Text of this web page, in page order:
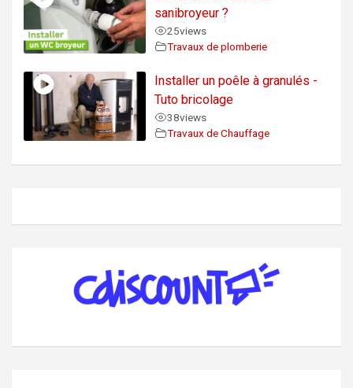
sanibroyeur ?
25views
Travaux de plomberie
Installer un poêle à granulés -
Tuto bricolage
38views
Travaux de Chauffage